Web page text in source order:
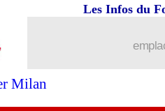
Milan
Les Infos du
ouvert à un départ
sur le marché